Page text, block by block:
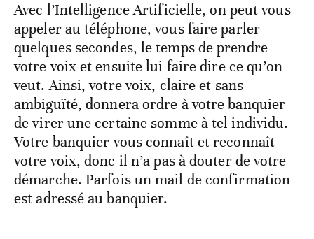
Avec l’Intelligence Artificielle, on peut vous
appeler au téléphone, vous faire parler
quelques secondes, le temps de prendre
votre voix et ensuite lui faire dire ce qu’on
veut. Ainsi, votre voix, claire et sans
ambiguïté, donnera ordre à votre banquier
de virer une certaine somme à tel individu.
Votre banquier vous connaît et reconnaît
votre voix, donc il n’a pas à douter de votre
démarche. Parfois un mail de confirmation
est adressé au banquier.